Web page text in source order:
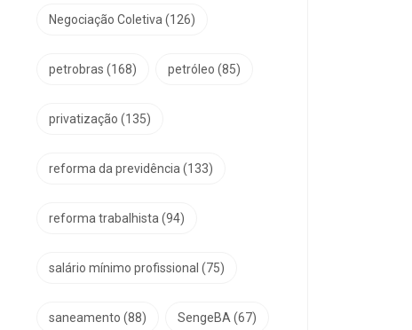
Negociação Coletiva (126)
petrobras (168) petróleo (85)
privatização (135)
reforma da previdência (133)
reforma trabalhista (94)
salário mínimo profissional (75)
saneamento (88) SengeBA (67)